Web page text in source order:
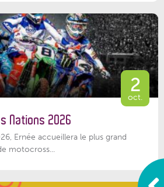
2
oct.
Nations 2026
Ernée accueillera le plus grand
motocross...